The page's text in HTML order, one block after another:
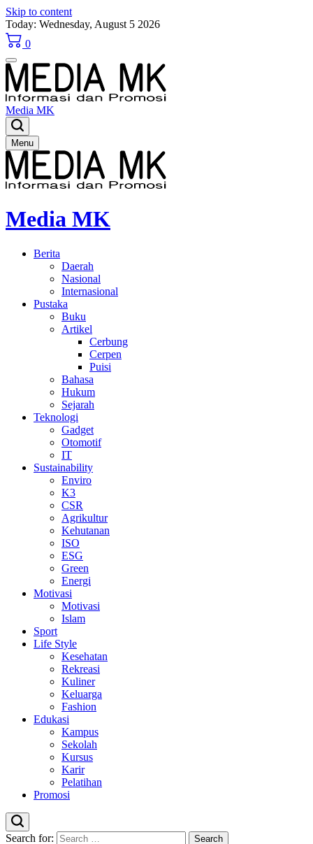
Skip to content
Today: Wednesday, August 5 2026
0
Media MK
Menu
Media MK
Berita
Daerah
Nasional
Internasional
Pustaka
Buku
Artikel
Cerbung
Cerpen
Puisi
Bahasa
Hukum
Sejarah
Teknologi
Gadget
Otomotif
IT
Sustainability
Enviro
K3
CSR
Agrikultur
Kehutanan
ISO
ESG
Green
Energi
Motivasi
Motivasi
Islam
Sport
Life Style
Kesehatan
Rekreasi
Kuliner
Keluarga
Fashion
Edukasi
Kampus
Sekolah
Kursus
Karir
Pelatihan
Promosi
Search for: